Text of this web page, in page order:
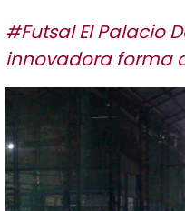
#Futsal El Palacio
innovadora forma